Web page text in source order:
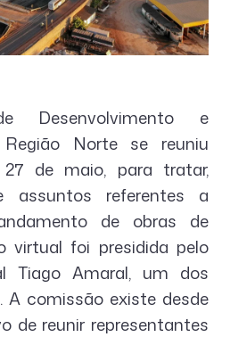
Desenvolvimento e
Norte se reuniu
de maio, para tratar,
assuntos referentes a
de obras de
virtual foi presidida pelo
Tiago Amaral, um dos
A comissão existe desde
de reunir representantes